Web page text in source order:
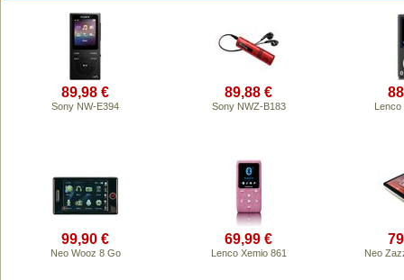
89,98 €
Sony NW-E394
89,88 €
Sony NWZ-B183 Lenco
99,90 €
Neo Wooz 8 Go
69,99 €
Lenco Xemio 861 Neo